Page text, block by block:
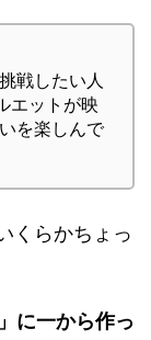
戦したい人
エットが映
を楽しんで
くらかちょっ
に一から作っ